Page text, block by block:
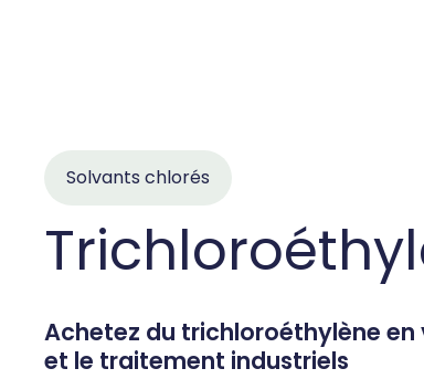
Solvants chlorés
Achetez du trichloroéthylène
et le traitement industriels